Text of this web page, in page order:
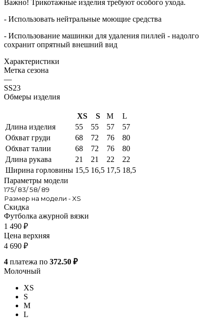
Важно! Трикотажные изделия требуют особого ухода.
- Использовать нейтральные моющие средства
- Использование машинки для удаления пиллей - надолго
сохранит опрятный внешний вид
Характеристики
Метка сезона
—
SS23
Обмеры изделия
XS S M
L
Длина изделия
55 55 57
57
Обхват груди
68 72 76
80
Обхват талии
68 72 76
80
Длина рукава
21 21 22
22
Ширина горловины 15,5 16,5 17,5 18,5
Параметры модели
175/ 83/ 58/ 89
Размер на модели - XS
Скидка
Футболка ажурной вязки
1 490 ₽
Цена верхняя
4 690 ₽
4 платежа по 372.50 ₽
Молочный
XS
S
M
L